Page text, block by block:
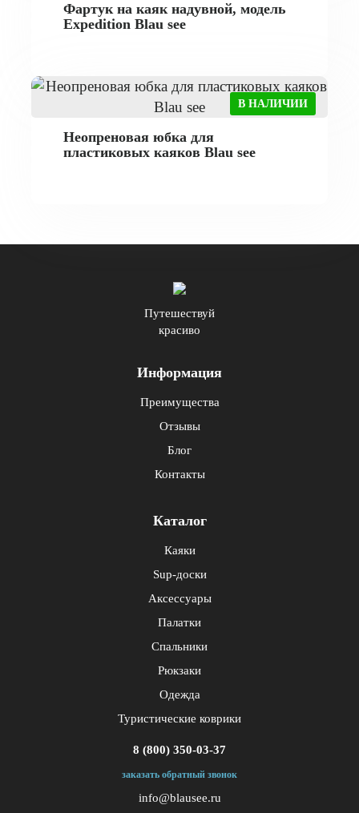
Фартук на каяк надувной, модель
Expedition Blau see
В НАЛИЧИИ
Неопреновая юбка для
пластиковых каяков Blau see
Путешествуй
красиво
Информация
Преимущества
Отзывы
Блог
Контакты
Каталог
Каяки
Sup-доски
Аксессуары
Палатки
Спальники
Рюкзаки
Одежда
Туристические коврики
8 (800) 350-03-37
заказать обратный звонок
info@blausee.ru